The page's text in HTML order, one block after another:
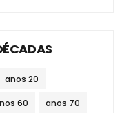
anos 20
60 anos 70